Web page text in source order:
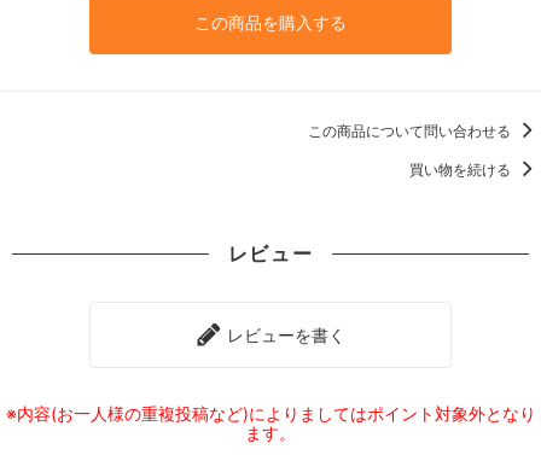
この商品を購入する
この商品について問い合わせる
買い物を続ける
レビュー
レビューを書く
※内容(お一人様の重複投稿など)によりましてはポイント対象外となり
ます。